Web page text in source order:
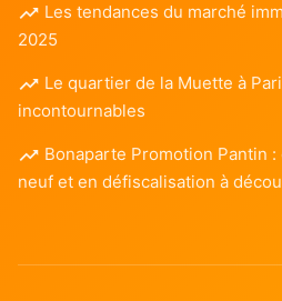
Les tendances du marché
2025
Le quartier de la Muette à
incontournables
Bonaparte Promotion Pantin
neuf et en défiscalisation à